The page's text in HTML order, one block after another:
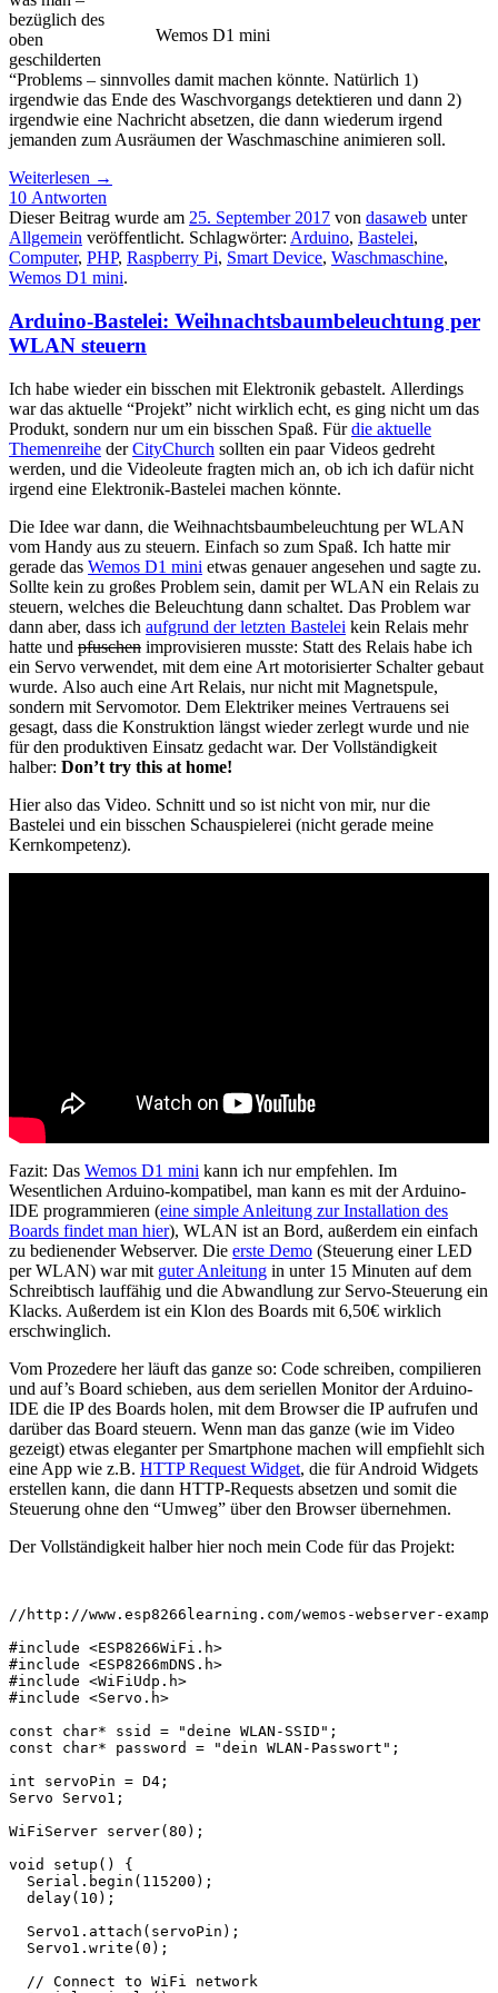
Wemos D1 mini
bezüglich des
oben
geschilderten
“Problems – sinnvolles damit machen könnte. Natürlich 1)
irgendwie das Ende des Waschvorgangs detektieren und dann 2)
irgendwie eine Nachricht absetzen, die dann wiederum irgend
jemanden zum Ausräumen der Waschmaschine animieren soll.
Weiterlesen →
10 Antworten
Dieser Beitrag wurde am 25. September 2017 von dasaweb unter
Allgemein veröffentlicht. Schlagwörter: Arduino, Bastelei,
Computer, PHP, Raspberry Pi, Smart Device, Waschmaschine,
Wemos D1 mini.
Arduino-Bastelei: Weihnachtsbaumbeleuchtung per
WLAN steuern
Ich habe wieder ein bisschen mit Elektronik gebastelt. Allerdings
war das aktuelle “Projekt” nicht wirklich echt, es ging nicht um das
Produkt, sondern nur um ein bisschen Spaß. Fürdie aktuelle
Themenreihe derCityChurch sollten ein paar Videos gedreht
werden, und die Videoleute fragten mich an, ob ich ich dafür nicht
irgend eine Elektronik-Bastelei machen könnte.
Die Idee war dann, die Weihnachtsbaumbeleuchtung per WLAN
vom Handy aus zu steuern. Einfach so zum Spaß. Ich hatte mir
gerade das Wemos D1 mini etwas genauer angesehen und sagte zu.
Sollte kein zu großes Problem sein, damit per WLAN ein Relais zu
steuern, welches die Beleuchtung dann schaltet. Das Problem war
dann aber, dass ich aufgrund der letzten Bastelei kein Relais mehr
hatte und pfuschen improvisieren musste: Statt des Relais habe ich
ein Servo verwendet, mit dem eine Art motorisierter Schalter gebaut
wurde. Also auch eine Art Relais, nur nicht mit Magnetspule,
sondern mit Servomotor. Dem Elektriker meines Vertrauens sei
gesagt, dass die Konstruktion längst wieder zerlegt wurde und nie
für den produktiven Einsatz gedacht war. Der Vollständigkeit
halber: Don’t try this at home!
Hier also das Video. Schnitt und so ist nicht von mir, nur die
Bastelei und ein bisschen Schauspielerei (nicht gerade meine
Kernkompetenz).
Fazit: Das Wemos D1 mini kann ich nur empfehlen. Im
Wesentlichen Arduino-kompatibel, man kann es mit der Arduino-
IDE programmieren (eine simple Anleitung zur Installation des
Boards findet man hier), WLAN ist an Bord, außerdem ein einfach
zu bedienender Webserver. Die erste Demo (Steuerung einer LED
per WLAN) war mit guter Anleitung in unter 15 Minuten auf dem
Schreibtisch lauffähig und die Abwandlung zur Servo-Steuerung ein
Klacks. Außerdem ist ein Klon des Boards mit 6,50€ wirklich
erschwinglich.
Vom Prozedere her läuft das ganze so: Code schreiben, compilieren
und auf’s Board schieben, aus dem seriellen Monitor der Arduino-
IDE die IP des Boards holen, mit dem Browser die IP aufrufen und
darüber das Board steuern. Wenn man das ganze (wie im Video
gezeigt) etwas eleganter per Smartphone machen will empfiehlt sich
eine App wie z.B. HTTP Request Widget, die für Android Widgets
erstellen kann, die dann HTTP-Requests absetzen und somit die
Steuerung ohne den “Umweg” über den Browser übernehmen.
Der Vollständigkeit halber hier noch mein Code für das Projekt:
//http://www.esp8266learning.com/wemos-webserver-
#include <ESP8266WiFi.h>
#include <ESP8266mDNS.h>
#include <WiFiUdp.h>
#include <Servo.h>
const char* ssid = "deine WLAN-SSID";
const char* password = "dein WLAN-Passwort";
int servoPin = D4;
Servo Servo1;
WiFiServer server(80);
void setup() {
  Serial.begin(115200);
  delay(10);
  Servo1.attach(servoPin);
  Servo1.write(0);
  // Connect to WiFi network